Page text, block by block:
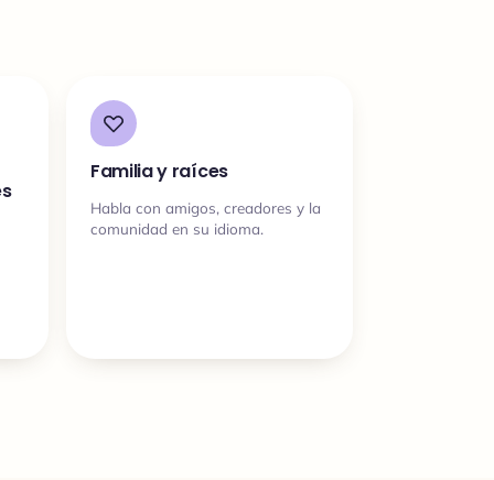
Familia y raíces
Habla con amigos, creadores y la
comunidad en su idioma.